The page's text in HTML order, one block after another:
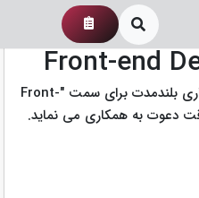
شرکت سنادیتا از علاقمندان به همکاری بلندمدت برای سمت "Front-